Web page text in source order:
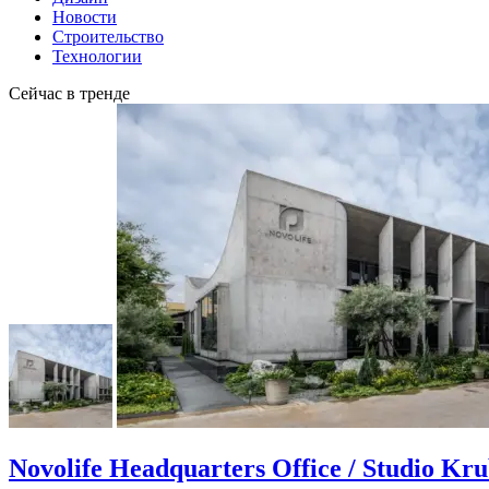
Новости
Строительство
Технологии
Сейчас в тренде
Novolife Headquarters Office / Studio